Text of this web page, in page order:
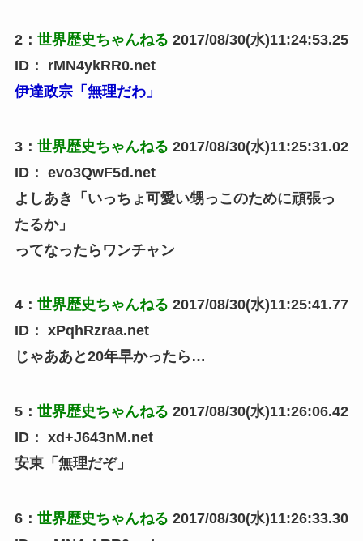
2： 世界歴史ちゃんねる 2017/08/30(水)11:24:53.25
ID： rMN4ykRR0.net
伊達政宗「無理だわ」
3： 世界歴史ちゃんねる 2017/08/30(水)11:25:31.02
ID： evo3QwF5d.net
よしあき「いっちょ可愛い甥っこのために頑張っ
たるか」
ってなったらワンチャン
4： 世界歴史ちゃんねる 2017/08/30(水)11:25:41.77
ID： xPqhRzraa.net
じゃああと20年早かったら…
5： 世界歴史ちゃんねる 2017/08/30(水)11:26:06.42
ID： xd+J643nM.net
安東「無理だぞ」
6： 世界歴史ちゃんねる 2017/08/30(水)11:26:33.30